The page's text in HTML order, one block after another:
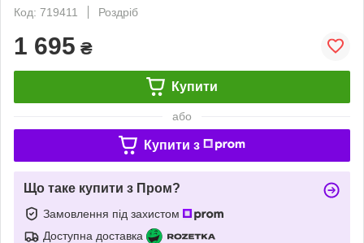
Код: 719411
Роздріб
1 695 ₴
Купити
або
Купити з
Що таке купити з Пром?
Замовлення під захистом
Доступна доставка